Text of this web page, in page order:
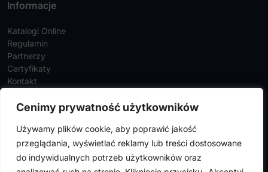
Cenimy prywatność użytkowników
Używamy plików cookie, aby poprawić jakość
przeglądania, wyświetlać reklamy lub treści dostosowane
do indywidualnych potrzeb użytkowników oraz
Informacje
Katalogi Online
Regulamin
Partnerzy
Certyfikaty
Kontakt
Zamówienia
Adresy